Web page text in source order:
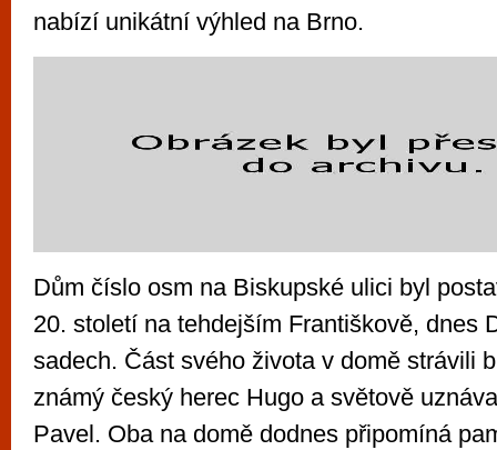
nabízí unikátní výhled na Brno.
Dům číslo osm na Biskupské ulici byl
20. století na tehdejším Františkově, dnes
sadech. Část svého života v domě strávili
známý český herec Hugo a světově
Pavel. Oba na domě dodnes připomíná